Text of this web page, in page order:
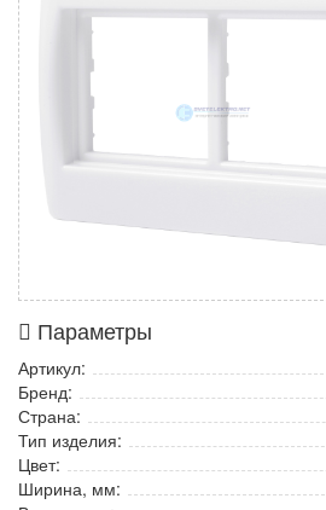
Параметры
Артикул:
Бренд:
Страна:
Тип изделия:
Цвет:
Ширина, мм: